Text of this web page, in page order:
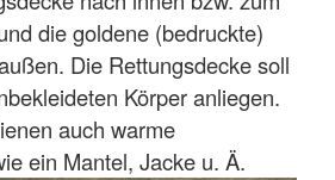
die goldene (bedruckte)
Die Rettungsdecke soll
Körper anliegen.
auch warme
ein Mantel, Jacke u. Ä.